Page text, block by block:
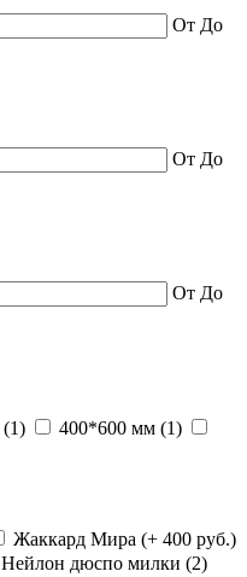
От До
От До
От До
(1) 400*600 мм (1)
Жаккард Мира (+ 400 руб.)
Нейлон дюспо милки (2)